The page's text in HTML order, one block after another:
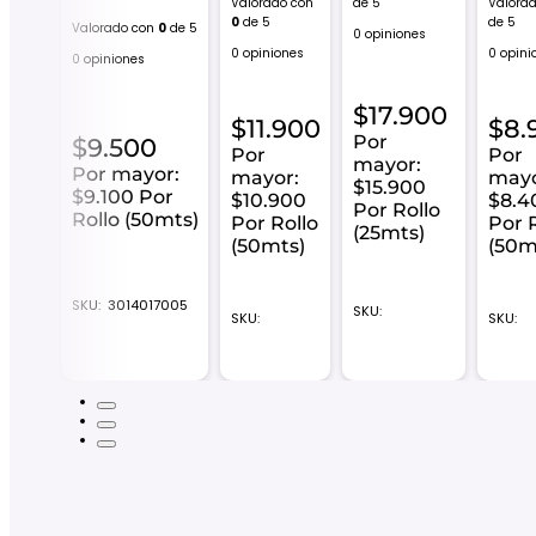
Valorado con 0de 5
0 opiniones
$9.500
Por mayor:
$9.100 Por
Rollo (50mts)
SKU: 3014017005
0de 5
0 opiniones
$11.900
Por
mayor:
$10.900
Por Rollo
(50mts)
SKU:
0 opiniones
$17.900
Por
mayor:
$15.900
Por Rollo
(25mts)
SKU:
de 5
0
$
Por
Por
SKU: